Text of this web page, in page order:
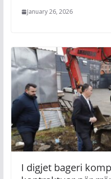
January 26, 2026
I digjet bageri